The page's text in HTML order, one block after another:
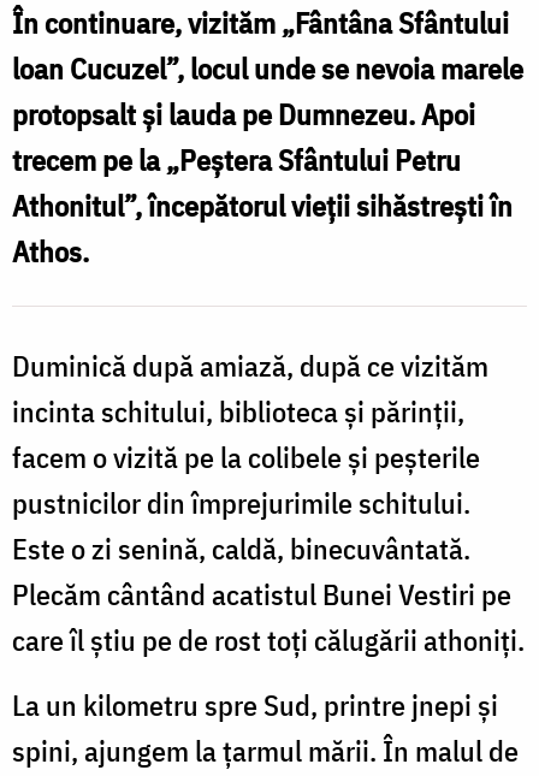
Schitului
Prodromu
–
Pelerinajul
părintelui
la
Athos
În continuare, vizităm „Fântâna Sfântului
loan Cucuzel”, locul unde se nevoia marele
protopsalt și lauda pe Dumnezeu. Apoi
trecem pe la „Peștera Sfântului Petru
Athonitul”, începătorul vieții sihăstrești în
Athos.
Duminică după amiază, după ce vizităm
incinta schitului, biblioteca și părinţii,
facem o vizită pe la colibele și peșterile
pustnicilor din împrejurimile schitului.
Este o zi senină, caldă, binecuvântată.
Plecăm cântând acatistul Bunei Vestiri pe
care îl știu pe de rost toți călugării athoniţi.
La un kilometru spre Sud, printre jnepi și
spini, ajungem la ţarmul mării. În malul de